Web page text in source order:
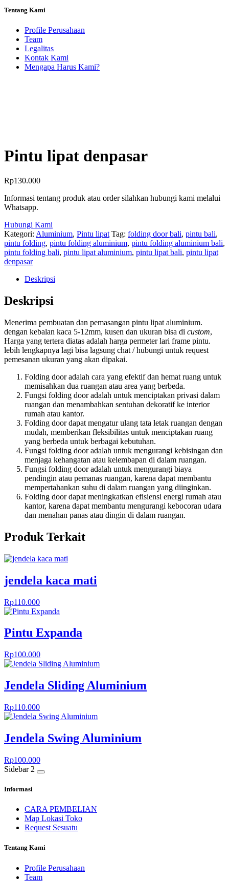
Tentang Kami
Profile Perusahaan
Team
Legalitas
Kontak Kami
Mengapa Harus Kami?
Pintu lipat denpasar
Rp130.000
Informasi tentang produk atau order silahkan hubungi kami melalui
Whatsapp.
Hubungi Kami
Kategori: Aluminium, Pintu lipat Tag: folding door bali, pintu bali,
pintu folding, pintu folding aluminium, pintu folding aluminium bali,
pintu folding bali, pintu lipat aluminium, pintu lipat bali, pintu lipat
denpasar
Deskripsi
Deskripsi
Menerima pembuatan dan pemasangan pintu lipat aluminium.
dengan kebalan kaca 5-12mm, kusen dan ukuran bisa di custom,
Harga yang tertera diatas adalah harga permeter lari frame pintu.
lebih lengkapnya lagi bisa lagsung chat / hubungi untuk request
pemesanan ukuran yang akan dipakai.
Folding door adalah cara yang efektif dan hemat ruang untuk
memisahkan dua ruangan atau area yang berbeda.
Fungsi folding door adalah untuk menciptakan privasi dalam
ruangan dan menambahkan sentuhan dekoratif ke interior
rumah atau kantor.
Folding door dapat mengatur ulang tata letak ruangan dengan
mudah, memberikan fleksibilitas untuk menciptakan ruang
yang berbeda untuk berbagai kebutuhan.
Fungsi folding door adalah untuk mengurangi kebisingan dan
menjaga kehangatan atau kelembapan di dalam ruangan.
Fungsi folding door adalah untuk mengurangi biaya
pendingin atau pemanas ruangan, karena dapat membantu
mempertahankan suhu di dalam ruangan yang diinginkan.
Folding door dapat meningkatkan efisiensi energi rumah atau
kantor, karena dapat membantu mengurangi kebocoran udara
dan menahan panas atau dingin di dalam ruangan.
Produk Terkait
jendela kaca mati
Rp110.000
Pintu Expanda
Rp100.000
Jendela Sliding Aluminium
Rp110.000
Jendela Swing Aluminium
Rp100.000
Sidebar 2
Informasi
CARA PEMBELIAN
Map Lokasi Toko
Request Sesuatu
Tentang Kami
Profile Perusahaan
Team